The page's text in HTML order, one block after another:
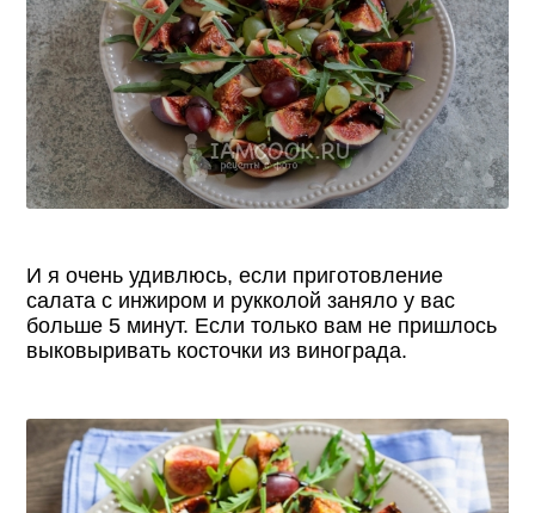
И я очень удивлюсь, если приготовление
салата с инжиром и рукколой заняло у вас
больше 5 минут. Если только вам не пришлось
выковыривать косточки из винограда.